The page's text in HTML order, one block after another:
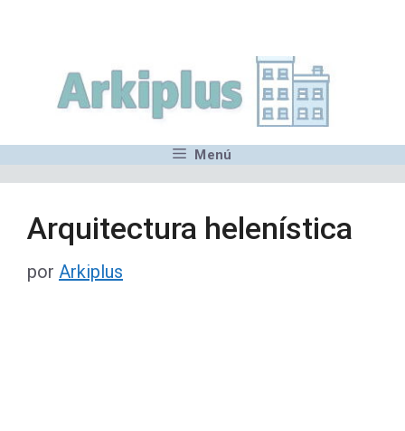
contenido
Menú
Arquitectura helenística
por Arkiplus